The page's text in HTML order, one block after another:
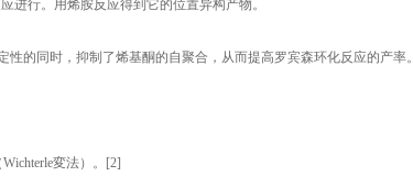
进行。用烯胺反应得到它的位置异构产物。
的同时，抑制了烯基酮的自聚合，从而提高罗宾森环化反应的产率。
変法）。[2]